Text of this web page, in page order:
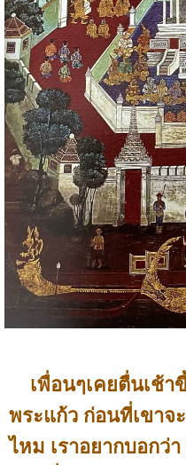
เพื่อนๆเคยตื่นเช้า
พระแก้ว ก่อนที่เขาจ
ไหม เราอยากบอกว่